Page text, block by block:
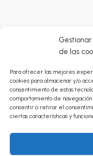
de las
Para ofrecer las mejores
cookies para almacenar y/o
consentimiento de estas
comportamiento de
consentir o retirar el
ciertas características y
Catálogo
Política de Privacidad
Envíos
Cancelaciones y